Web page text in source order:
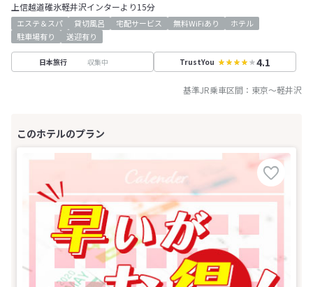
上信越道碓氷軽井沢インターより15分
エステ＆スパ 貸切風呂 宅配サービス 無料WiFiあり
ホテル
駐車場有り
送迎有り
日本旅行 収集中 TrustYou 4.1
基準JR乗車区間： 東京～軽井沢